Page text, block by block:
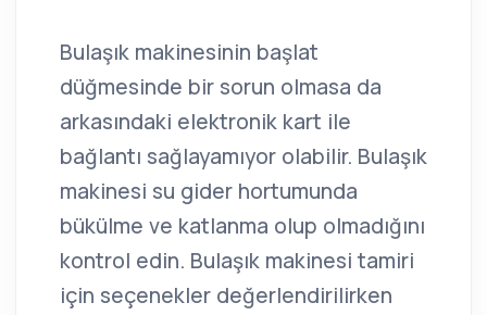
Bulaşık makinesinin başlat
düğmesinde bir sorun olmasa da
arkasındaki elektronik kart ile
bağlantı sağlayamıyor olabilir. Bulaşık
makinesi su gider hortumunda
bükülme ve katlanma olup olmadığını
kontrol edin. Bulaşık makinesi tamiri
için seçenekler değerlendirilirken